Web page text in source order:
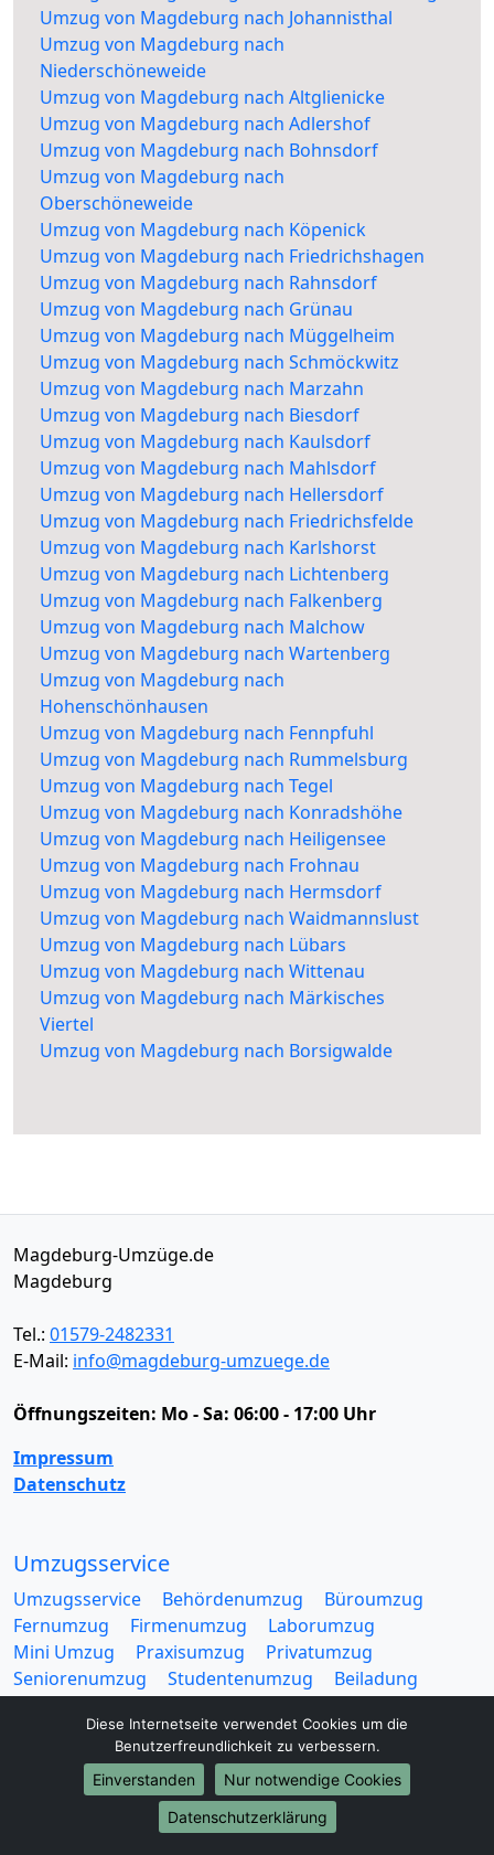
Umzug von Magdeburg nach Johannisthal
Umzug von Magdeburg nach
Niederschöneweide
Umzug von Magdeburg nach Altglienicke
Umzug von Magdeburg nach Adlershof
Umzug von Magdeburg nach Bohnsdorf
Umzug von Magdeburg nach
Oberschöneweide
Umzug von Magdeburg nach Köpenick
Umzug von Magdeburg nach Friedrichshagen
Umzug von Magdeburg nach Rahnsdorf
Umzug von Magdeburg nach Grünau
Umzug von Magdeburg nach Müggelheim
Umzug von Magdeburg nach Schmöckwitz
Umzug von Magdeburg nach Marzahn
Umzug von Magdeburg nach Biesdorf
Umzug von Magdeburg nach Kaulsdorf
Umzug von Magdeburg nach Mahlsdorf
Umzug von Magdeburg nach Hellersdorf
Umzug von Magdeburg nach Friedrichsfelde
Umzug von Magdeburg nach Karlshorst
Umzug von Magdeburg nach Lichtenberg
Umzug von Magdeburg nach Falkenberg
Umzug von Magdeburg nach Malchow
Umzug von Magdeburg nach Wartenberg
Umzug von Magdeburg nach
Hohenschönhausen
Umzug von Magdeburg nach Fennpfuhl
Umzug von Magdeburg nach Rummelsburg
Umzug von Magdeburg nach Tegel
Umzug von Magdeburg nach Konradshöhe
Umzug von Magdeburg nach Heiligensee
Umzug von Magdeburg nach Frohnau
Umzug von Magdeburg nach Hermsdorf
Umzug von Magdeburg nach Waidmannslust
Umzug von Magdeburg nach Lübars
Umzug von Magdeburg nach Wittenau
Umzug von Magdeburg nach Märkisches
Viertel
Umzug von Magdeburg nach Borsigwalde
Magdeburg-Umzüge.de
Magdeburg
Tel.: 01579-2482331
E-Mail: info@magdeburg-umzuege.de
Öffnungszeiten: Mo - Sa: 06:00 - 17:00 Uhr
Impressum
Datenschutz
Umzugsservice
Umzugsservice Behördenumzug
Büroumzug
Fernumzug
Firmenumzug
Laborumzug
Mini Umzug
Praxisumzug
Privatumzug
Seniorenumzug
Studentenumzug
Beiladung
Möbellift
Haushaltsauflösung
Möbeltaxi
Möbelmitfahrzentrale
Umzugskartons
Diese Internetseite verwendet Cookies um die
Benutzerfreundlichkeit zu verbessern.
Einverstanden
Nur notwendige Cookies
Datenschutzerklärung